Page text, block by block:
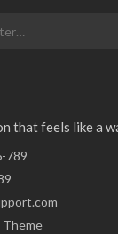
that feels like a
789
Theme